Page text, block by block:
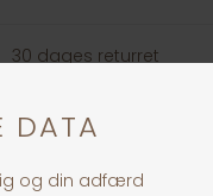
30 dages returret
Fragt fra 39,-
1-3 dages levering